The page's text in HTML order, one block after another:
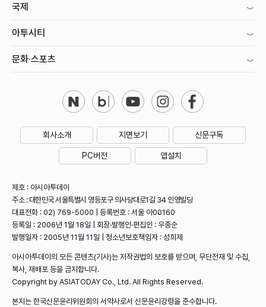
국제
아투시티
문화·스포츠
회사소개 지면보기 신문구독
PC버전 앱설치
제호 : 아시아투데이
주소 : 대한민국 서울특별시 영등포구 의사당대로1길 34 인영빌딩
대표전화 : 02) 769-5000 | 등록번호 : 서울 아00160
등록일 : 2006년 1월 18일 | 회장·발행인·편집인 : 우종순
발행일자 : 2005년 11월 11일 | 청소년보호책임자 : 성희제
아시아투데이의 모든 콘텐츠(기사)는 저작권법의 보호를 받으며, 무단전재 및 수집,
복사, 재배포 등을 금지합니다.
Copyright by ASIATODAY Co., Ltd. All Rights Reserved.
본지는 한국신문윤리위원회의 서약사로서 신문윤리강령을 준수합니다.